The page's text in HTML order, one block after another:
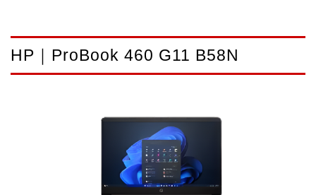
HP｜ProBook 460 G11 B58N